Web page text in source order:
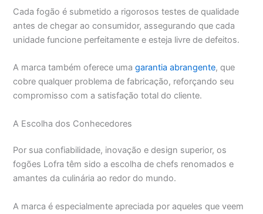
Cada fogão é submetido a rigorosos testes de qualidade
antes de chegar ao consumidor, assegurando que cada
unidade funcione perfeitamente e esteja livre de defeitos.
A marca também oferece umagarantia abrangente, que
cobre qualquer problema de fabricação, reforçando seu
compromisso com a satisfação total do cliente.
A Escolha dos Conhecedores
Por sua confiabilidade, inovação e design superior, os
fogões Lofra têm sido a escolha de chefs renomados e
amantes da culinária ao redor do mundo.
A marca é especialmente apreciada por aqueles que veem